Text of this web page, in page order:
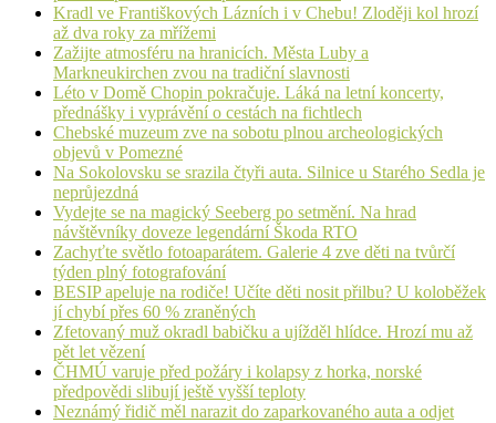
Kradl ve Františkových Lázních i v Chebu! Zloději kol hrozí
až dva roky za mřížemi
Zažijte atmosféru na hranicích. Města Luby a
Markneukirchen zvou na tradiční slavnosti
Léto v Domě Chopin pokračuje. Láká na letní koncerty,
přednášky i vyprávění o cestách na fichtlech
Chebské muzeum zve na sobotu plnou archeologických
objevů v Pomezné
Na Sokolovsku se srazila čtyři auta. Silnice u Starého Sedla je
neprůjezdná
Vydejte se na magický Seeberg po setmění. Na hrad
návštěvníky doveze legendární Škoda RTO
Zachyťte světlo fotoaparátem. Galerie 4 zve děti na tvůrčí
týden plný fotografování
BESIP apeluje na rodiče! Učíte děti nosit přilbu? U koloběžek
jí chybí přes 60 % zraněných
Zfetovaný muž okradl babičku a ujížděl hlídce. Hrozí mu až
pět let vězení
ČHMÚ varuje před požáry i kolapsy z horka, norské
předpovědi slibují ještě vyšší teploty
Neznámý řidič měl narazit do zaparkovaného auta a odjet